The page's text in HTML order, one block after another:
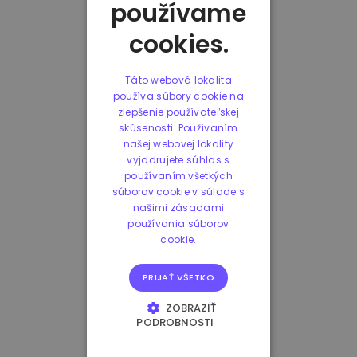
používame
cookies.
Táto webová lokalita
používa súbory cookie na
zlepšenie používateľskej
skúsenosti. Používaním
našej webovej lokality
vyjadrujete súhlas s
používaním všetkých
súborov cookie v súlade s
našimi zásadami
používania súborov
cookie.
PRIJAŤ VŠETKO
ZOBRAZIŤ
PODROBNOSTI